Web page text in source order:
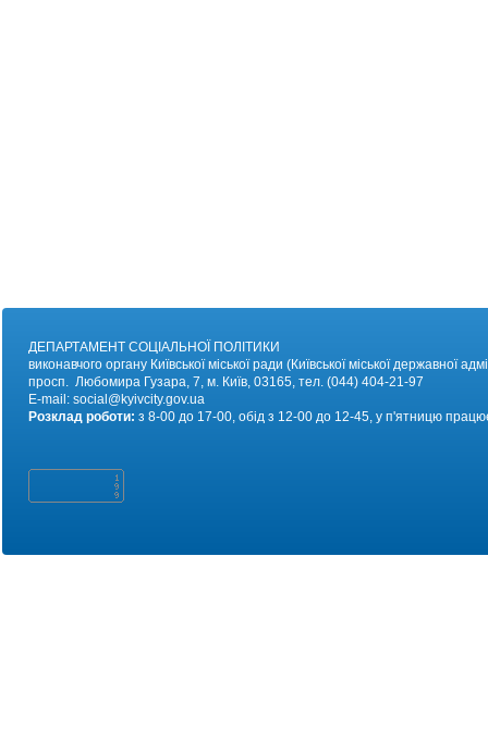
ДЕПАРТАМЕНТ СОЦІАЛЬНОЇ ПОЛІТИКИ
виконавчого органу Київської міської ради (Київської міської державної
просп. Любомира Гузара, 7, м. Київ, 03165, тел. (044) 404-21-97
E-mail: social@kyivcity.gov.ua
Розклад роботи: з 8-00 до 17-00, обід з 12-00 до 12-45, у п'ятницю